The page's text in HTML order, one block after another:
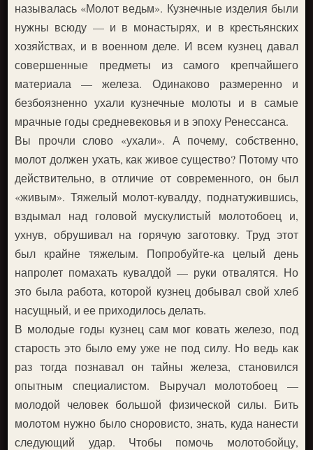
называлась «Молот ведьм». Кузнечные изделия были
нужны всюду — и в монастырях, и в крестьянских
хозяйствах, и в военном деле. И всем кузнец давал
совершенные предметы из самого крепчайшего
материала — железа. Одинаково размеренно и
безбоязненно ухали кузнечные молоты и в самые
мрачные годы средневековья и в эпоху Ренессанса.
Вы прочли слово «ухали». А почему, собственно,
молот должен ухать, как живое существо? Потому что
действительно, в отличие от современного, он был
«живым». Тяжелый молот-кувалду, поднатужившись,
вздымал над головой мускулистый молотобоец и,
ухнув, обрушивал на горячую заготовку. Труд этот
был крайне тяжелым. Попробуйте-ка целый день
напролет помахать кувалдой — руки отвалятся. Но
это была работа, которой кузнец добывал свой хлеб
насущный, и ее приходилось делать.
В молодые годы кузнец сам мог ковать железо, под
старость это было ему уже не под силу. Но ведь как
раз тогда познавал он тайны железа, становился
опытным специалистом. Выручал молотобоец —
молодой человек большой физической силы. Бить
молотом нужно было сноровисто, знать, куда нанести
следующий удар. Чтобы помочь молотобойцу,